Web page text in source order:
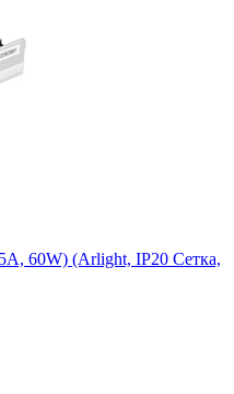
60W) (Arlight, IP20 Сетка,